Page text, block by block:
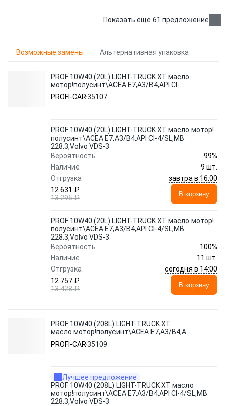
Показать еще 61 предложение
Возможные замены Альтернативная упаковка
PROF 10W40 (20L) LIGHT-TRUCK XT масло
мотор!полусинт\ACEA E7,A3/B4,API CI-
4/SL,MB 228.3,Volvo VDS-3
PROFI-CAR35107
PROF 10W40 (20L) LIGHT-TRUCK XT масло мотор!
полусинт\ACEA E7,A3/B4,API CI-4/SL,MB
228.3,Volvo VDS-3
Вероятность
99%
Наличие
9 шт.
Отгрузка
завтра в 16:00
12 631 ₽
13 295 ₽
В корзину
PROF 10W40 (20L) LIGHT-TRUCK XT масло мотор!
полусинт\ACEA E7,A3/B4,API CI-4/SL,MB
228.3,Volvo VDS-3
Вероятность
100%
Наличие
11 шт.
Отгрузка
сегодня в 14:00
12 757 ₽
13 428 ₽
В корзину
PROF 10W40 (208L) LIGHT-TRUCK XT
масло мотор!полусинт\ACEA E7,A3/B4,API
CI-4/SL,MB 228.3,Volvo VDS-3
PROFI-CAR35109
Лучшее предложение
PROF 10W40 (208L) LIGHT-TRUCK XT масло
мотор!полусинт\ACEA E7,A3/B4,API CI-4/SL,MB
228.3,Volvo VDS-3